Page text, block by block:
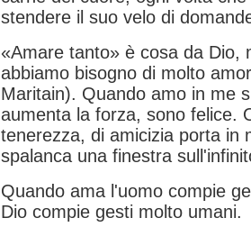
stendere il suo velo di
«Amare tanto» è cosa da Dio,
abbiamo bisogno di molto
Maritain). Quando amo in me
aumenta la forza, sono felice.
tenerezza, di amicizia porta in
spalanca una finestra
Quando ama l'uomo compie
Dio compie gesti molto umani.